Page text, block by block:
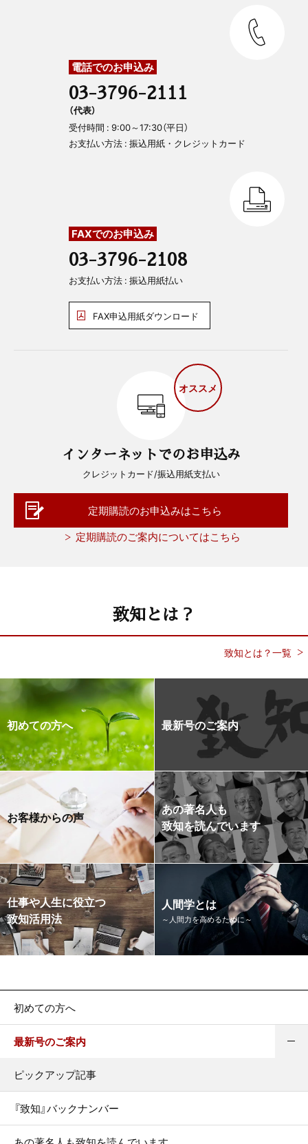
電話でのお申込み
03-3796-2111
（代表）
受付時間 : 9:00～17:30（平日）
お支払い方法 : 振込用紙・クレジットカード
FAXでのお申込み
03-3796-2108
お支払い方法 : 振込用紙払い
FAX申込用紙ダウンロード
オススメ
インターネットでのお申込み
クレジットカード/振込用紙支払い
定期購読のお申込みはこちら
定期購読のご案内についてはこちら
致知とは？
致知とは？一覧
初めての方へ 最新号のご案内
お客様からの声
あの著名人も
致知を読んでいます
仕事や人生に役立つ
致知活用法
人間学とは
～人間力を高めるために～
初めての方へ
最新号のご案内
ピックアップ記事
『致知』バックナンバー